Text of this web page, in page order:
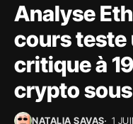
Analyse
cours teste
critique à
crypto
NATALIA SAVAS
1